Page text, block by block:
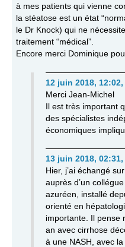
à mes patients qui vienne
la stéatose est un état
le Dr Knock) qui ne
traitement “médical”.
Encore merci Dominique
12 juin 2018, 12:02,
Merci Jean-Michel
Il est très important
des spécialistes
économiques
13 juin 2018, 02:31,
Hier, j’ai échangé
auprès d’un
azuréen, installé
orienté en
importante. Il pense
an avec cirrhose
à une NASH, avec la